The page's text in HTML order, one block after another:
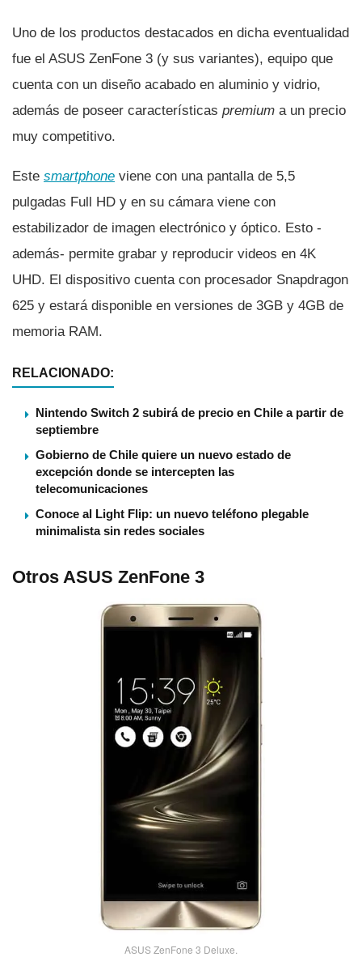
Uno de los productos destacados en dicha eventualidad
fue el ASUS ZenFone 3 (y sus variantes), equipo que
cuenta con un diseño acabado en aluminio y vidrio,
además de poseer caracterí­sticas premium a un precio
muy competitivo.
Este smartphone viene con una pantalla de 5,5
pulgadas Full HD y en su cámara viene con
estabilizador de imagen electrónico y óptico. Esto -
además- permite grabar y reproducir videos en 4K
UHD. El dispositivo cuenta con procesador Snapdragon
625 y estará disponible en versiones de 3GB y 4GB de
memoria RAM.
RELACIONADO:
Nintendo Switch 2 subirá de precio en Chile a partir de
septiembre
Gobierno de Chile quiere un nuevo estado de
excepción donde se intercepten las
telecomunicaciones
Conoce al Light Flip: un nuevo teléfono plegable
minimalista sin redes sociales
Otros ASUS ZenFone 3
ASUS ZenFone 3 Deluxe.